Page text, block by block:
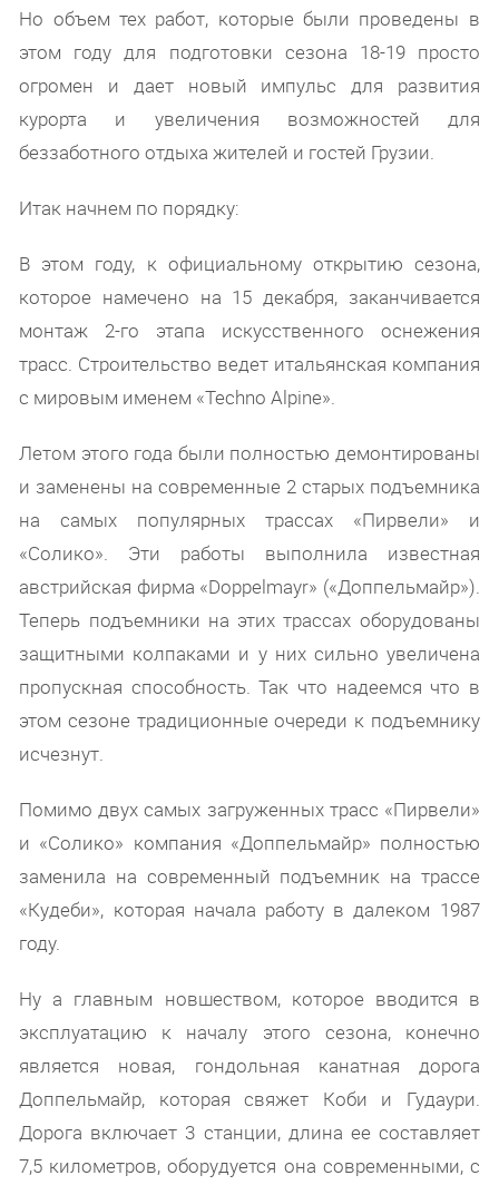
Но объем тех работ, которые были проведены в
этом году для подготовки сезона 18-19 просто
огромен и дает новый импульс для развития
курорта и увеличения возможностей для
беззаботного отдыха жителей и гостей Грузии.
Итак начнем по порядку:
В этом году, к официальному открытию сезона,
которое намечено на 15 декабря, заканчивается
монтаж 2-го этапа искусственного оснежения
трасс. Строительство ведет итальянская компания
с мировым именем «Techno Alpine».
Летом этого года были полностью демонтированы
и заменены на современные 2 старых подъемника
на самых популярных трассах «Пирвели» и
«Солико». Эти работы выполнила известная
австрийская фирма «Doppelmayr» («Доппельмайр»).
Теперь подъемники на этих трассах оборудованы
защитными колпаками и у них сильно увеличена
пропускная способность. Так что надеемся что в
этом сезоне традиционные очереди к подъемнику
исчезнут.
Помимо двух самых загруженных трасс «Пирвели»
и «Солико» компания «Доппельмайр» полностью
заменила на современный подъемник на трассе
«Кудеби», которая начала работу в далеком 1987
году.
Ну а главным новшеством, которое вводится в
эксплуатацию к началу этого сезона, конечно
является новая, гондольная канатная дорога
Доппельмайр, которая свяжет Коби и Гудаури.
Дорога включает 3 станции, длина ее составляет
7,5 километров, оборудуется она современными, с